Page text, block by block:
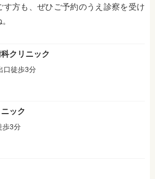
す方も、ぜひご予約のうえ診察を受け
クリニック
口徒歩3分
ック
歩3分